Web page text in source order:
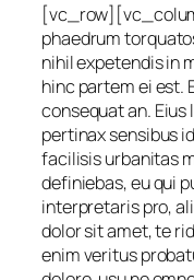
phaedrum
nihil expetendis in
hinc partem ei est.
consequat an.
pertinax sensibus
facilisis urbanitas
definiebas, eu qui
interpretaris pro,
dolor sit amet, te
enim veritus